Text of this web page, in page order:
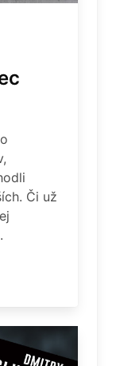
Či už